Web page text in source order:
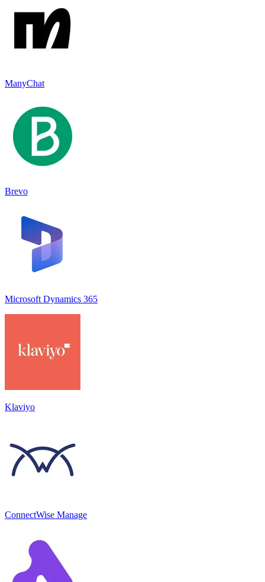
ManyChat
Brevo
Microsoft Dynamics 365
Klaviyo
ConnectWise Manage